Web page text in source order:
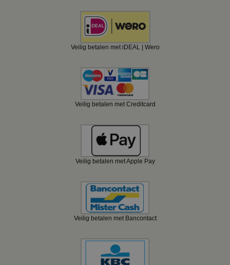
Veilig betalen met iDEAL | Wero
Veilig betalen met Creditcard
Veilig betalen met Apple Pay
Veilig betalen met Bancontact